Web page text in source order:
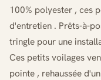
100% polyester , ces
d'entretien . Prêts-à-
tringle pour une
Ces petits voilages
pointe , rehaussée